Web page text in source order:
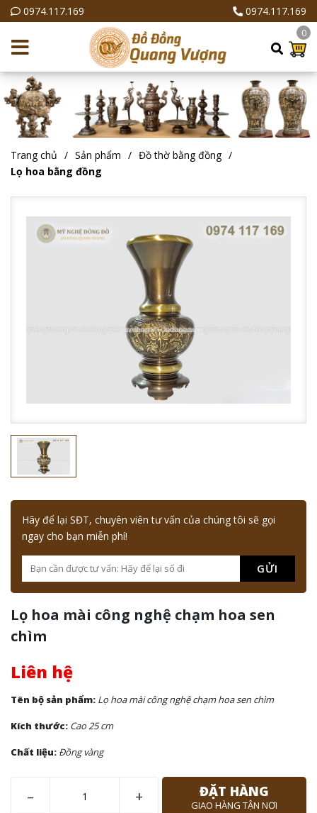
0974.117.169 0974.117.169
0
Trang chủ Sản phẩm
Đồ thờ bằng đồng
Lọ hoa bằng đồng
Hãy để lại SĐT, chuyên viên tư vấn của chúng tôi sẽ gọi
ngay cho bạn miễn phí!
GỬI
Lọ hoa mài công nghệ chạm hoa sen
chìm
Liên hệ
Tên bộ sản phẩm: Lọ hoa mài công nghệ chạm hoa sen chìm
Kích thước: Cao 25 cm
Chất liệu: Đồng vàng
– + ĐẶT HÀNG
GIAO HÀNG TẬN NƠI